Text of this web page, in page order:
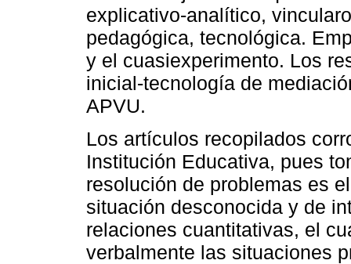
explicativo-analítico,
pedagógica, tecnológica.
y el cuasiexperimento. Los
inicial-tecnología de
APVU.
Los artículos recopilados
Institución Educativa, pues
resolución de problemas es
situación desconocida y de
relaciones cuantitativas, el
verbalmente las situaciones